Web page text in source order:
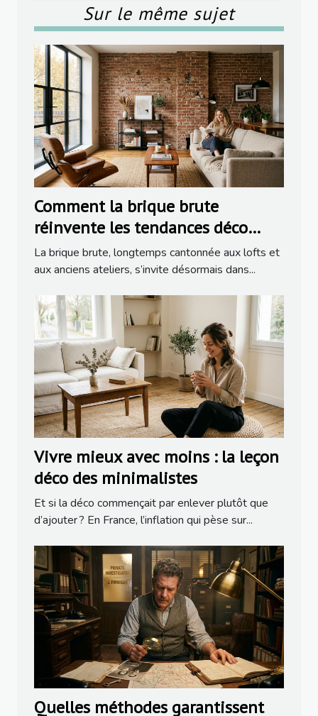
Sur le même sujet
Comment la brique brute
réinvente les tendances déco
dans la rénovation moderne
La brique brute, longtemps cantonnée aux lofts et
aux anciens ateliers, s’invite désormais dans...
Vivre mieux avec moins : la leçon
déco des minimalistes
Et si la déco commençait par enlever plutôt que
d’ajouter ? En France, l’inflation qui pèse sur...
Quelles méthodes garantissent